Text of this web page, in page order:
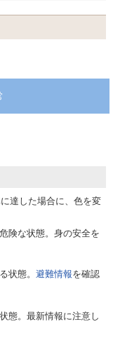
達した場合に、色を変
険な状態。身の安全を
状態。 避難情報を確認
態。最新情報に注意し